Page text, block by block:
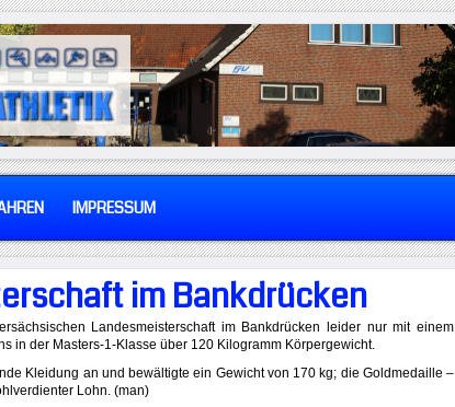
IMPRESSUM
im Bankdrücken
Landesmeisterschaft im Bankdrücken leider nur mit einem
in der Masters-1-Klasse über 120 Kilogramm Körpergewicht.
Kleidung an und bewältigte ein Gewicht von 170 kg; die Goldmedaille –
Lohn. (man)